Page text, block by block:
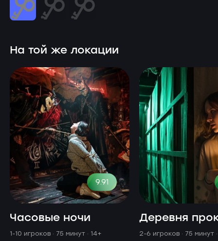
На той же локации
9.91
Часовые ночи
1-10 игроков · 75 минут · 14+
Деревня
2-6 игроков · 75 минут